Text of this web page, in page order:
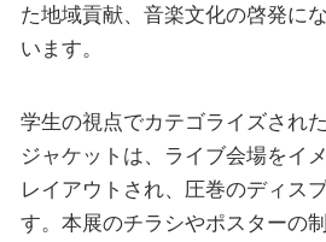
た地域貢献、音楽文化の啓発に
います。
学生の視点でカテゴライズされ
ジャケットは、ライブ会場をイ
レイアウトされ、圧巻のディス
す。本展のチラシやポスターの